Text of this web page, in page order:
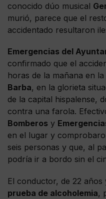
conocido dúo musical
murió, parece que el
accidentado resultaron
Emergencias del
confirmado que el
horas de la mañana en la
Barba, en la glorieta
de la capital hispalense,
contra una farola.
Bomberos y
en el lugar y
seis personas y que, al
podría ir a bordo sin el
El conductor, de 22 años
prueba de alcoholemia,